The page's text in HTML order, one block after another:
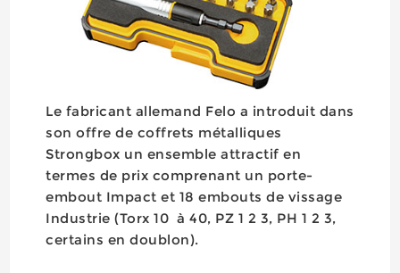
Le fabricant allemand Felo a introduit dans
son offre de coffrets métalliques
Strongbox un ensemble attractif en
termes de prix comprenant un porte-
embout Impact et 18 embouts de vissage
Industrie (Torx 10 à 40, PZ 1 2 3, PH 1 2 3,
certains en doublon).